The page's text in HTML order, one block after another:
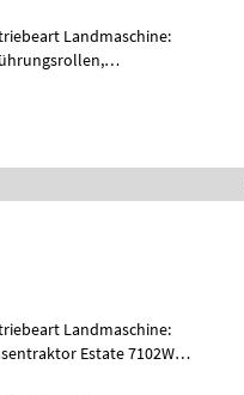
Landmaschine:
Landmaschine:
Estate 7102W